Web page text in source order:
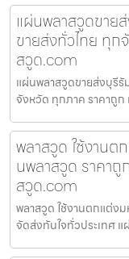
แผ่นพลาสวูดขาย
ขายส่งทั่วไทย ทุ
สวูด.com
แผ่นพลาสวูดขายส่งบุรี
จังหวัด ทุกภาค ราคาถู
พลาสวูด ใช้งานต
นพลาสวูด ราคาถู
สวูด.com
พลาสวูด ใช้งานตกแต่ง
จัดส่งทันใจทั่วประเทศ